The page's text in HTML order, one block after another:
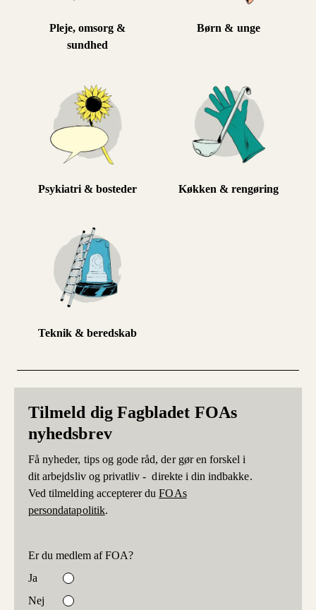
Pleje, omsorg &
sundhed
Børn & unge
Psykiatri & bosteder Køkken & rengøring
Teknik & beredskab
Tilmeld dig Fagbladet FOAs
nyhedsbrev
Få nyheder, tips og gode råd, der gør en forskel i
dit arbejdsliv og privatliv - direkte i din indbakke.
Ved tilmelding accepterer duFOAs
persondatapolitik.
Er du medlem af FOA?
Ja
Nej